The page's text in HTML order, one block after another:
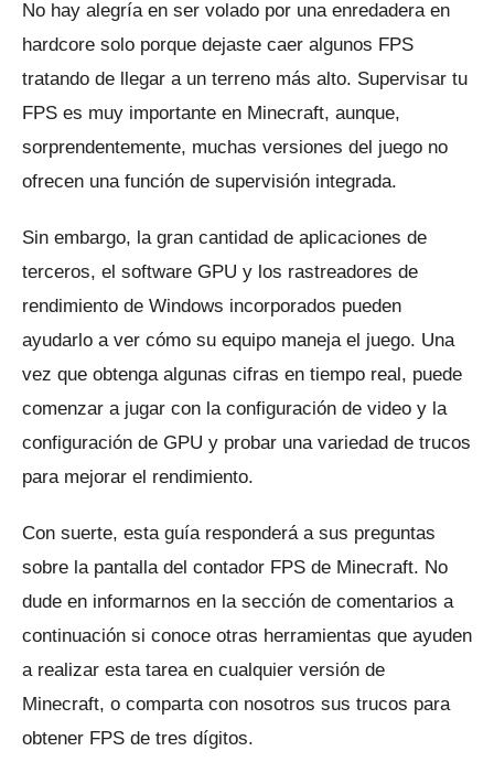
No hay alegría en ser volado por una enredadera en
hardcore solo porque dejaste caer algunos FPS
tratando de llegar a un terreno más alto. Supervisar tu
FPS es muy importante en Minecraft, aunque,
sorprendentemente, muchas versiones del juego no
ofrecen una función de supervisión integrada.
Sin embargo, la gran cantidad de aplicaciones de
terceros, el software GPU y los rastreadores de
rendimiento de Windows incorporados pueden
ayudarlo a ver cómo su equipo maneja el juego. Una
vez que obtenga algunas cifras en tiempo real, puede
comenzar a jugar con la configuración de video y la
configuración de GPU y probar una variedad de trucos
para mejorar el rendimiento.
Con suerte, esta guía responderá a sus preguntas
sobre la pantalla del contador FPS de Minecraft. No
dude en informarnos en la sección de comentarios a
continuación si conoce otras herramientas que ayuden
a realizar esta tarea en cualquier versión de
Minecraft, o comparta con nosotros sus trucos para
obtener FPS de tres dígitos.